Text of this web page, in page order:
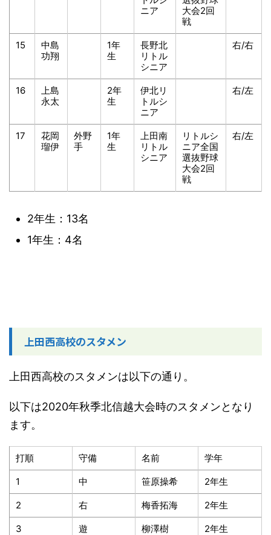
ニア
大会2回
戦
15
中島
功翔
1年
生
長野北
リトル
シニア
右/右
16
上島
永太
2年
生
伊北リ
トルシ
ニア
右/左
17
花岡
瑠伊
外野
手
1年
生
上田南
リトル
シニア
リトルシ
ニア全国
選抜野球
大会2回
戦
右/左
2年生：13名
1年生：4名
上田西高校のスタメン
上田西高校のスタメンは以下の通り。
以下は2020年秋季北信越大会時のスタメンとなり
ます。
打順 守備 名前 学年
1 中 笹原操希 2年生
2 右 梅香拓海 2年生
3 遊 柳澤樹 2年生